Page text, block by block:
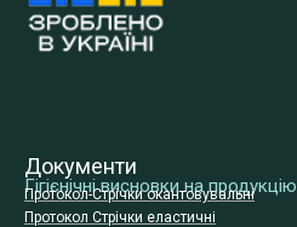
Документи
Гігієнічні висновки на продукцію
Протокол-Стрічки окантовувальні
Протокол Стрічки еластичні